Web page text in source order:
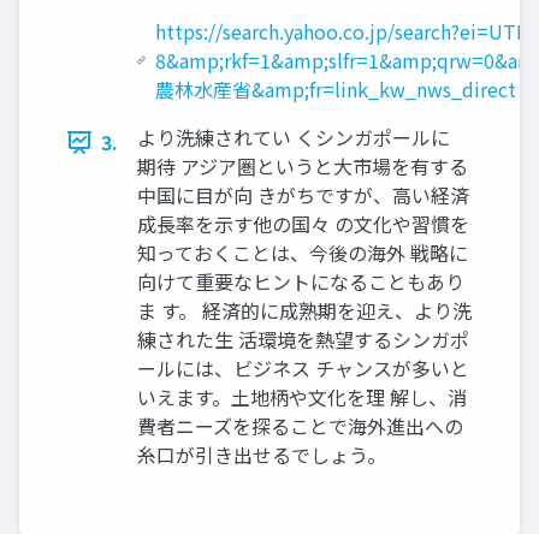
https://search.yahoo.co.jp/search?ei=UTF-
農林水産省&amp;fr=link_kw_nws_direct
3.
より洗練されてい くシンガポールに
期待 アジア圏というと大市場を有する
中国に目が向 きがちですが、高い経済
成長率を示す他の国々 の文化や習慣を
知っておくことは、今後の海外 戦略に
向けて重要なヒントになることもあり
ま す。 経済的に成熟期を迎え、より洗
練された生 活環境を熱望するシンガポ
ールには、ビジネス チャンスが多いと
いえます。土地柄や文化を理 解し、消
費者ニーズを探ることで海外進出への
糸口が引き出せるでしょう。